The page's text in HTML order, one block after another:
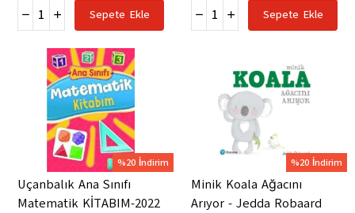
Sepete Ekle Sepete Ekle
%20 İndirim
Uçanbalık Ana Sınıfı
Matematik KİTABIM-2022
%20 İndirim
Minik Koala Ağacını
Arıyor - Jedda Robaard